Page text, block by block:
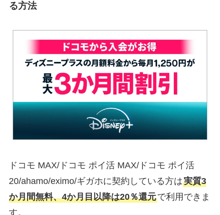
る方法
ドコモ MAX/ドコモ ポイ活 MAX/ドコモ ポイ活
20/ahamo/eximo/ギガホに契約している方は実質3
か月間無料、4か月目以降は20％還元で利用できま
す。